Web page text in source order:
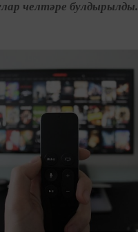
челтәре булдырылды.